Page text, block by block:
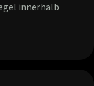
innerhalb